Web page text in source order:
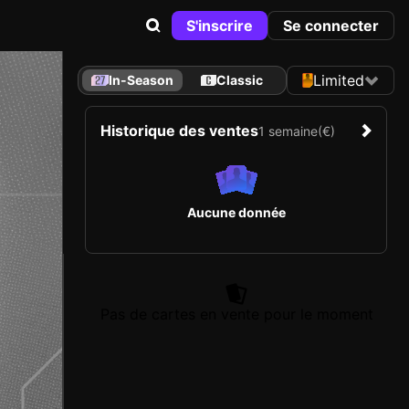
S'inscrire Se connecter
In-Season Classic Limited
Historique des ventes1 semaine(€)
Aucune donnée